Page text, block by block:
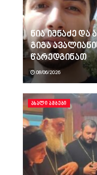
ნია იმნაძე და
გიგა
წარედგინათ
08/06/2026
ᲐᲮᲐᲚᲘ ᲐᲛᲑᲔᲑᲘ